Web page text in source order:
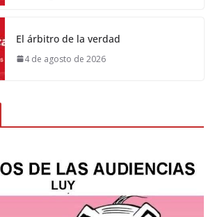
El árbitro de la verdad
4 de agosto de 2026